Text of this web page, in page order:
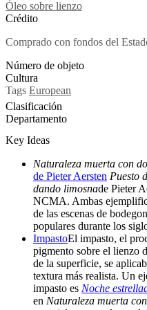
Óleo sobre lienzo
Crédito
Comprado con fondos del
Número de objeto
Cultura
Tags European
Clasificación
Departamento
Key Ideas
Naturaleza muerta con
de Pieter Aersten Puesto
dando limosnade Pieter
NCMA. Ambas
de las escenas de
populares durante los
ImpastoEl impasto, el
pigmento sobre el lienzo
de la superficie, se
textura más realista. Un
impasto es Noche
en Naturaleza muerta